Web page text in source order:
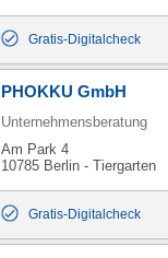
Gratis-Digitalcheck
PHOKKU GmbH
Unternehmensberatung
Am Park 4
10785 Berlin - Tiergarten
Gratis-Digitalcheck